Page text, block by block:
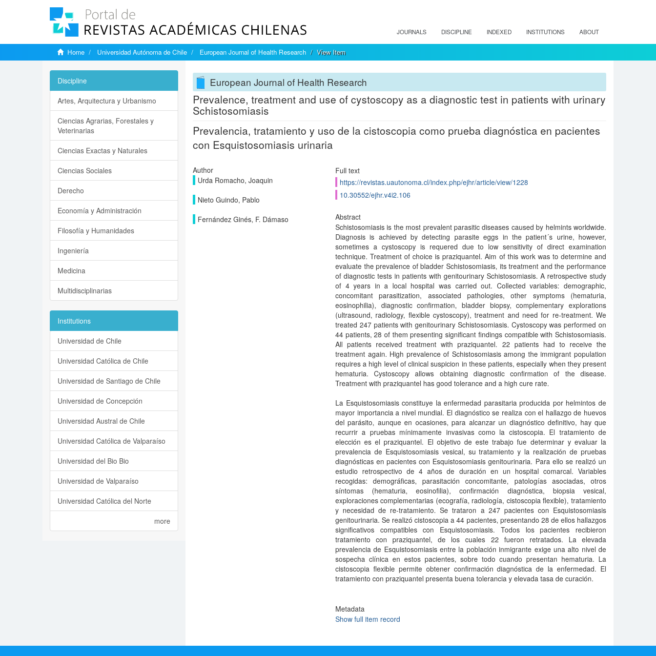
JOURNALS DISCIPLINE INDEXED INSTITUTIONS ABOUT
Home Universidad Autónoma de Chile European Journal of Health Research View Item
European Journal of Health Research
Prevalence, treatment and use of cystoscopy as a diagnostic test in patients with urinary
Schistosomiasis
Prevalencia, tratamiento y uso de la cistoscopia como prueba diagnóstica en pacientes
con Esquistosomiasis urinaria
Author
Urda Romacho, Joaquin
Nieto Guindo, Pablo
Fernández Ginés, F. Dámaso
Full text
https://revistas.uautonoma.cl/index.php/ejhr/article/view/1228
10.30552/ejhr.v4i2.106
Abstract
Schistosomiasis is the most prevalent parasitic diseases caused by helmints worldwide.
Diagnosis is achieved by detecting parasite eggs in the patient´s urine, however,
sometimes a cystoscopy is requered due to low sensitivity of direct examination
technique. Treatment of choice is praziquantel. Aim of this work was to determine and
evaluate the prevalence of bladder Schistosomiasis, its treatment and the performance
of diagnostic tests in patients with genitourinary Schistosomiasis. A retrospective study
of 4 years in a local hospital was carried out. Collected variables: demographic,
concomitant parasitization, associated pathologies, other symptoms (hematuria,
eosinophilia), diagnostic confirmation, bladder biopsy, complementary explorations
(ultrasound, radiology, flexible cystoscopy), treatment and need for re-treatment. We
treated 247 patients with genitourinary Schistosomiasis. Cystoscopy was performed on
44 patients, 28 of them presenting significant findings compatible with Schistosomiasis.
All patients received treatment with praziquantel. 22 patients had to receive the
treatment again. High prevalence of Schistosomiasis among the immigrant population
requires a high level of clinical suspicion in these patients, especially when they present
hematuria. Cystoscopy allows obtaining diagnostic confirmation of the disease.
Treatment with praziquantel has good tolerance and a high cure rate.
La Esquistosomiasis constituye la enfermedad parasitaria producida por helmintos de
mayor importancia a nivel mundial. El diagnóstico se realiza con el hallazgo de huevos
del parásito, aunque en ocasiones, para alcanzar un diagnóstico definitivo, hay que
recurrir a pruebas mínimamente invasivas como la cistoscopia. El tratamiento de
elección es el praziquantel. El objetivo de este trabajo fue determinar y evaluar la
prevalencia de Esquistosomiasis vesical, su tratamiento y la realización de pruebas
diagnósticas en pacientes con Esquistosomiasis genitourinaria. Para ello se realizó un
estudio retrospectivo de 4 años de duración en un hospital comarcal. Variables
recogidas: demográficas, parasitación concomitante, patologías asociadas, otros
síntomas (hematuria, eosinofilia), confirmación diagnóstica, biopsia vesical,
exploraciones complementarias (ecografía, radiología, cistoscopia flexible), tratamiento
y necesidad de re-tratamiento. Se trataron a 247 pacientes con Esquistosomiasis
genitourinaria. Se realizó cistoscopia a 44 pacientes, presentando 28 de ellos hallazgos
significativos compatibles con Esquistosomiasis. Todos los pacientes recibieron
tratamiento con praziquantel, de los cuales 22 fueron retratados. La elevada
prevalencia de Esquistosomiasis entre la población inmigrante exige una alto nivel de
sospecha clínica en estos pacientes, sobre todo cuando presentan hematuria. La
cistoscopia flexible permite obtener confirmación diagnóstica de la enfermedad. El
tratamiento con praziquantel presenta buena tolerancia y elevada tasa de curación.
Metadata
Show full item record
Discipline
Artes, Arquitectura y Urbanismo
Ciencias Agrarias, Forestales y
Veterinarias
Ciencias Exactas y Naturales
Ciencias Sociales
Derecho
Economía y Administración
Filosofía y Humanidades
Ingeniería
Medicina
Multidisciplinarias
Institutions
Universidad de Chile
Universidad Católica de Chile
Universidad de Santiago de Chile
Universidad de Concepción
Universidad Austral de Chile
Universidad Católica de Valparaíso
Universidad del Bio Bio
Universidad de Valparaíso
Universidad Católica del Norte
more